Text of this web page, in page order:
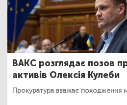
ВАКС розглядає позов
активів Олексія Кулеби
Прокуратура вважає походження